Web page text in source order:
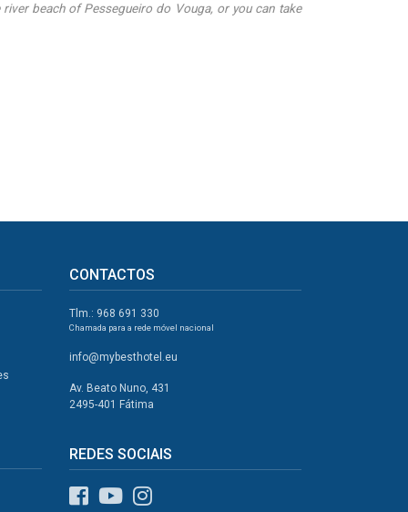
beach of Pessegueiro do Vouga, or you can take
CONTACTOS
Tlm.: 968 691 330
Chamada para a rede móvel nacional
info@mybesthotel.eu
Av. Beato Nuno, 431
2495-401 Fátima
REDES SOCIAIS